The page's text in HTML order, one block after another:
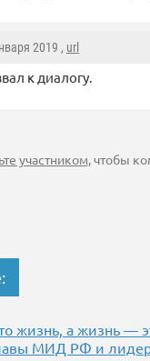
2019 , url
к диалогу.
участником, чтобы
жизнь, а жизнь —
МИД РФ и